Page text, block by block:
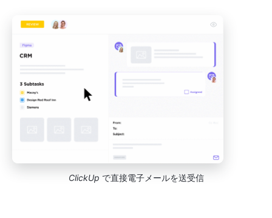
ClickUp で直接電子メールを送受信